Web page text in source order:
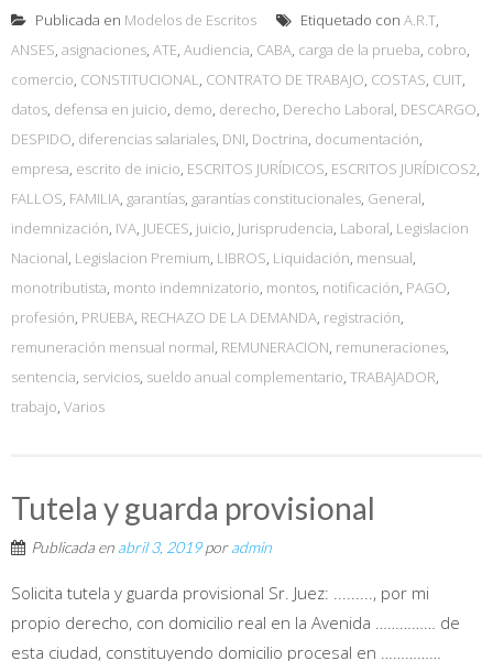
Publicada en Modelos de Escritos Etiquetado con A.R.T,
ANSES, asignaciones, ATE, Audiencia, CABA, carga de la prueba, cobro,
comercio, CONSTITUCIONAL, CONTRATO DE TRABAJO, COSTAS, CUIT,
datos, defensa en juicio, demo, derecho, Derecho Laboral, DESCARGO,
DESPIDO, diferencias salariales, DNI, Doctrina, documentación,
empresa, escrito de inicio, ESCRITOS JURÍDICOS, ESCRITOS JURÍDICOS2,
FALLOS, FAMILIA, garantías, garantías constitucionales, General,
indemnización, IVA, JUECES, juicio, Jurisprudencia, Laboral, Legislacion
Nacional, Legislacion Premium, LIBROS, Liquidación, mensual,
monotributista, monto indemnizatorio, montos, notificación, PAGO,
profesión, PRUEBA, RECHAZO DE LA DEMANDA, registración,
remuneración mensual normal, REMUNERACION, remuneraciones,
sentencia, servicios, sueldo anual complementario, TRABAJADOR,
trabajo, Varios
Tutela y guarda provisional
Publicada en abril 3, 2019poradmin
Solicita tutela y guarda provisional Sr. Juez: ........., por mi
propio derecho, con domicilio real en la Avenida …………… de
esta ciudad, constituyendo domicilio procesal en ……………